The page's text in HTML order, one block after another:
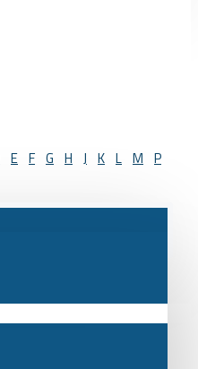
E F G H J K L M P